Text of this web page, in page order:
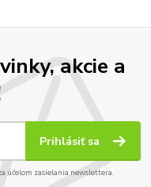
akcie a
Prihlásiť sa
účelom zasielania newslettera.